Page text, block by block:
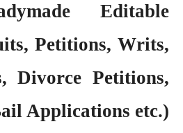
Editable
Petitions, Writs,
Divorce Petitions,
Applications etc.)